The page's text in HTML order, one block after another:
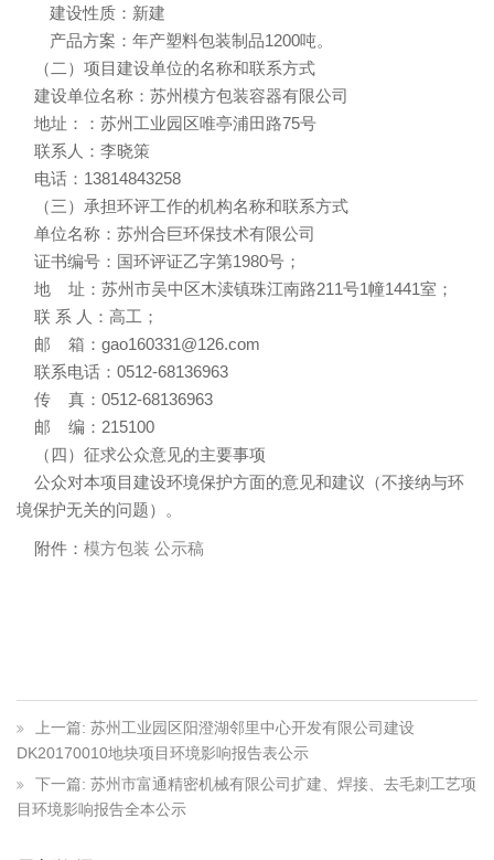
建设性质：新建
产品方案：年产塑料包装制品1200吨。
（二）项目建设单位的名称和联系方式
建设单位名称：苏州模方包装容器有限公司
地址：：苏州工业园区唯亭浦田路75号
联系人：李晓策
电话：13814843258
（三）承担环评工作的机构名称和联系方式
单位名称：苏州合巨环保技术有限公司
证书编号：国环评证乙字第1980号；
地 址：苏州市吴中区木渎镇珠江南路211号1幢1441室；
联 系 人：高工；
邮 箱：gao160331@126.com
联系电话：0512-68136963
传 真：0512-68136963
邮 编：215100
（四）征求公众意见的主要事项
公众对本项目建设环境保护方面的意见和建议（不接纳与环
境保护无关的问题）。
附件： 模方包装 公示稿
上一篇: 苏州工业园区阳澄湖邻里中心开发有限公司建设
DK20170010地块项目环境影响报告表公示
下一篇: 苏州市富通精密机械有限公司扩建、焊接、去毛刺工艺项
目环境影响报告全本公示